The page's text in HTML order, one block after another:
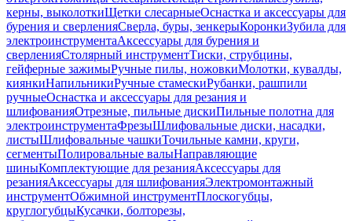
керны, выколоткиЩетки слесарныеОснастка и аксессуары для
бурения и сверленияСверла, буры, зенкерыКоронкиЗубила для
электроинструментаАксессуары для бурения и
сверленияСтолярный инструментТиски, струбцины,
гейферные зажимыРучные пилы, ножовкиМолотки, кувалды,
киянкиНапильникиРучные стамескиРубанки, рашпили
ручныеОснастка и аксессуары для резания и
шлифованияОтрезные, пильные дискиПильные полотна для
электроинструментаФрезыШлифовальные диски, насадки,
листыШлифовальные чашкиТочильные камни, круги,
сегментыПолировальные валыНаправляющие
шиныКомплектующие для резанияАксессуары для
резанияАксессуары для шлифованияЭлектромонтажный
инструментОбжимной инструментПлоскогубцы,
круглогубцыКусачки, болторезы,